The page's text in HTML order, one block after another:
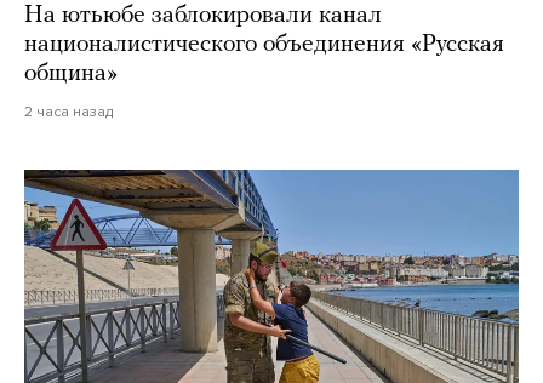
На ютьюбе заблокировали канал
националистического объединения «Русская
община»
2 часа назад